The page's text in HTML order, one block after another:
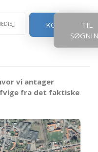
KOPIER
TIL
vi antager
fra det faktiske